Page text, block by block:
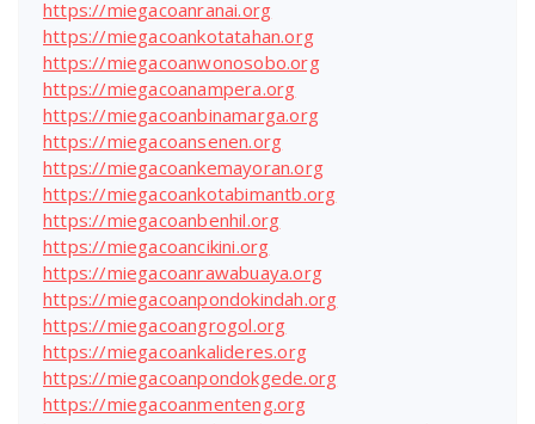
https://miegacoanranai.org
https://miegacoankotatahan.org
https://miegacoanwonosobo.org
https://miegacoanampera.org
https://miegacoanbinamarga.org
https://miegacoansenen.org
https://miegacoankemayoran.org
https://miegacoankotabimantb.org
https://miegacoanbenhil.org
https://miegacoancikini.org
https://miegacoanrawabuaya.org
https://miegacoanpondokindah.org
https://miegacoangrogol.org
https://miegacoankalideres.org
https://miegacoanpondokgede.org
https://miegacoanmenteng.org